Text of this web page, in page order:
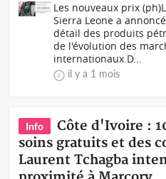
Les nouveaux prix
Sierra Leone a
détail des produits
de l'évolution des
internationaux.D...
il y a 1 mois
Info
Côte d'Ivoire :
soins gratuits et des
Laurent Tchagba